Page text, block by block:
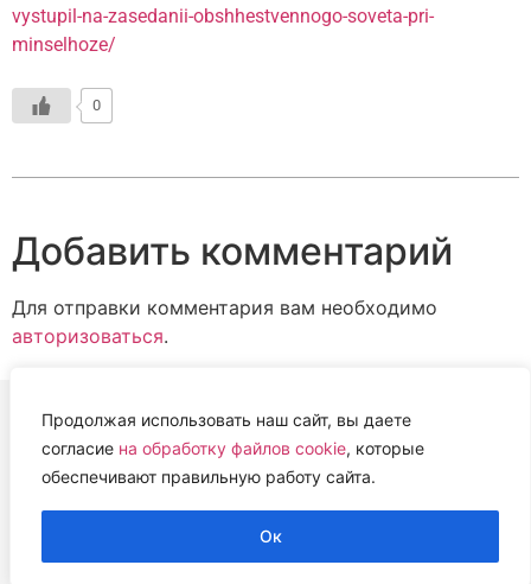
Продолжая использовать наш сайт, вы даете
согласие на обработку файлов cookie, которые
обеспечивают правильную работу сайта.
Ок
vystupil-na-zasedanii-obshhestvennogo-soveta-pri-
minselhoze/
0
Добавить комментарий
Для отправки комментария вам необходимо
авторизоваться.
ВЕТЕРИНАРНАЯ АССОЦИАЦИЯ
НИЖЕГОРОДСКОЙ ОБЛАСТИ (НОВА)
2022 г.